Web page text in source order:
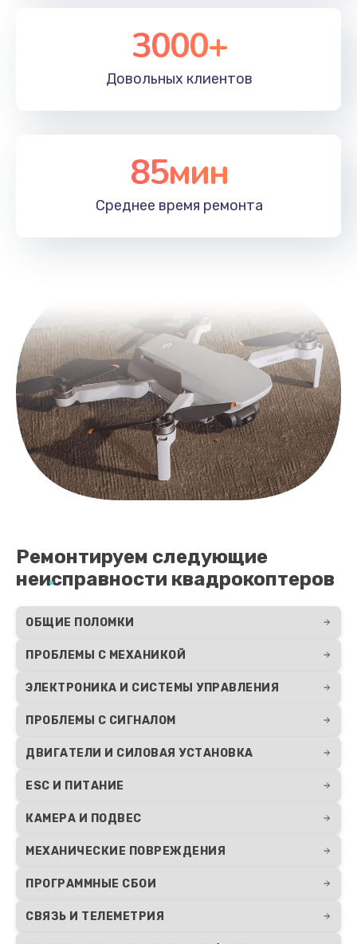
3000+
Довольных клиентов
85мин
Среднее время ремонта
Ремонтируем следующие
неисправности квадрокоптеров
ОБЩИЕ ПОЛОМКИ
ПРОБЛЕМЫ С МЕХАНИКОЙ
ЭЛЕКТРОНИКА И СИСТЕМЫ УПРАВЛЕНИЯ
ПРОБЛЕМЫ С СИГНАЛОМ
ДВИГАТЕЛИ И СИЛОВАЯ УСТАНОВКА
ESC И ПИТАНИЕ
КАМЕРА И ПОДВЕС
МЕХАНИЧЕСКИЕ ПОВРЕЖДЕНИЯ
ПРОГРАММНЫЕ СБОИ
СВЯЗЬ И ТЕЛЕМЕТРИЯ